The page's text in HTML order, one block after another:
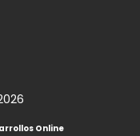
Online